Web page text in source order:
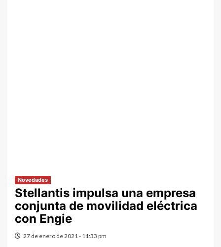
Novedades
Stellantis impulsa una empresa
conjunta de movilidad eléctrica
con Engie
27 de enero de 2021 - 11:33 pm